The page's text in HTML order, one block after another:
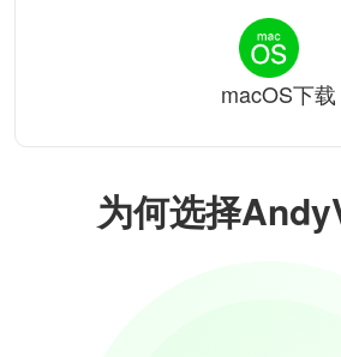
为何选择
macOS下载